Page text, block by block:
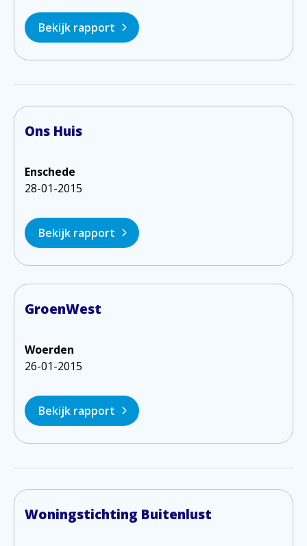
Bekijk rapport
Ons Huis
Enschede
28-01-2015
Bekijk rapport
GroenWest
Woerden
26-01-2015
Bekijk rapport
Woningstichting Buitenlust